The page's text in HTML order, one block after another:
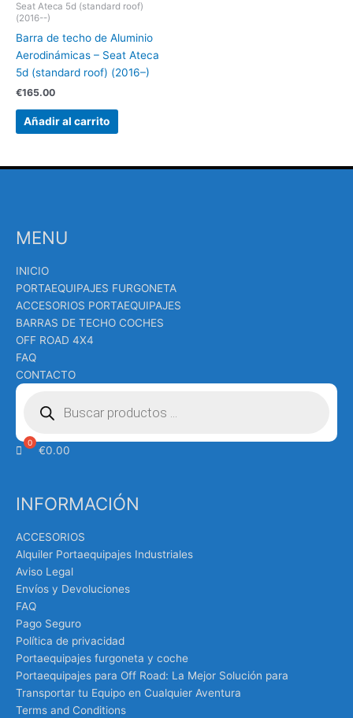
Seat Ateca 5d (standard roof)
(2016--)
Barra de techo de Aluminio
Aerodinámicas – Seat Ateca
5d (standard roof) (2016–)
€165.00
Añadir al carrito
MENU
INICIO
PORTAEQUIPAJES FURGONETA
ACCESORIOS PORTAEQUIPAJES
BARRAS DE TECHO COCHES
OFF ROAD 4X4
FAQ
CONTACTO
Búsqueda
productos
€0.00
INFORMACIÓN
ACCESORIOS
Alquiler Portaequipajes Industriales
Aviso Legal
Envíos y Devoluciones
FAQ
Pago Seguro
Política de privacidad
Portaequipajes furgoneta y coche
Portaequipajes para Off Road: La Mejor Solución para
Transportar tu Equipo en Cualquier Aventura
Terms and Conditions